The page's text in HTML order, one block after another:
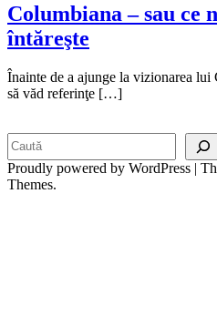
Columbiana – sau ce
întăreşte
Înainte de a ajunge la vizionarea lui
să văd referinţe […]
Proudly powered by WordPress |
Themes.